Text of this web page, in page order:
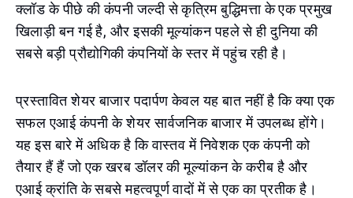
क्लॉड के पीछे की कंपनी जल्दी से कृत्रिम बुद्धिमत्ता के एक प्रमुख
खिलाड़ी बन गई है, और इसकी मूल्यांकन पहले से ही दुनिया की
सबसे बड़ी प्रौद्योगिकी कंपनियों के स्तर में पहुंच रही है।
प्रस्तावित शेयर बाजार पदार्पण केवल यह बात नहीं है कि क्या एक
सफल एआई कंपनी के शेयर सार्वजनिक बाजार में उपलब्ध होंगे।
यह इस बारे में अधिक है कि वास्तव में निवेशक एक कंपनी को
तैयार हैं हैं जो एक खरब डॉलर की मूल्यांकन के करीब है और
एआई क्रांति के सबसे महत्वपूर्ण वादों में से एक का प्रतीक है।